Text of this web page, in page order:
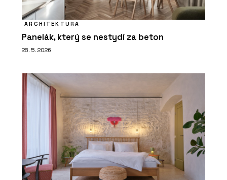
ARCHITEKTURA
Panelák, který se nestydí za beton
28. 5. 2026